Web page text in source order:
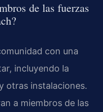
de las fuerzas
con una
incluyendo la
otras instalaciones.
a miembros de las